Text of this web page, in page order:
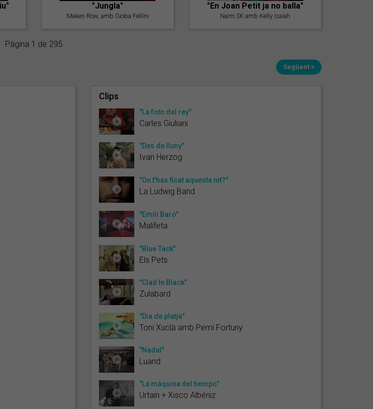
"Jungla"
Maken Row, amb Gioba Fellini
"En Joan Petit ja no balla"
Naim SK amb Kelly Isaiah
Pàgina 1 de 295
Següent >
Clips
"La foto del rey"
Carles Giuliani
"Des de lluny"
Ivan Herzog
"On t'has ficat aquesta nit?"
La Ludwig Band
"Emili Baró"
Malifeta
"Blue Tack"
Els Pets
"Clad In Black"
Zulabard
"Dia de platja"
Toni Xuclà amb Pemi Fortuny
"Nadal"
Luand
"La máquina del tiempo"
Urtain + Xisco Albéniz